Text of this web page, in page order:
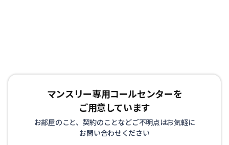
マンスリー専用コールセンターを
ご用意しています
お部屋のこと、契約のことなどご不明点はお気軽に
お問い合わせください